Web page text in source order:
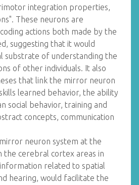
integration properties,
These neurons are
actions both made by the
suggesting that it would
substrate of understanding the
of other individuals. It also
that link the mirror neuron
learned behavior, the ability
social behavior, training and
concepts, communication
neuron system at the
the cerebral cortex areas in
related to spatial
hearing, would facilitate the